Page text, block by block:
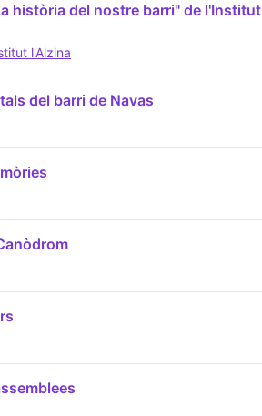
història del nostre barri" de l'Institut
l'Alzina
del barri de Navas